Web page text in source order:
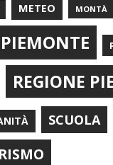
METEO MONTÀ
PIEMONTE
REGIONE
SCUOLA